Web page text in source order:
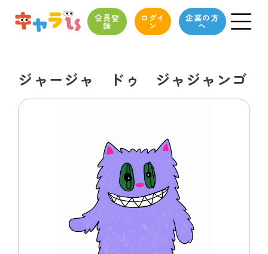
会員登
録
ログイ
ン
企業の方
へ
ジャージャ ドゥ ジャジャンゴ